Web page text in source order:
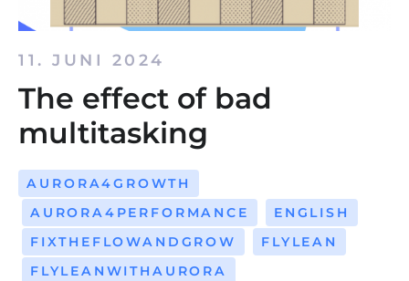
11. JUNI 2024
The effect of bad
multitasking
AURORA4GROWTH
AURORA4PERFORMANCE
ENGLISH
FIXTHEFLOWANDGROW
FLYLEAN
FLYLEANWITHAURORA